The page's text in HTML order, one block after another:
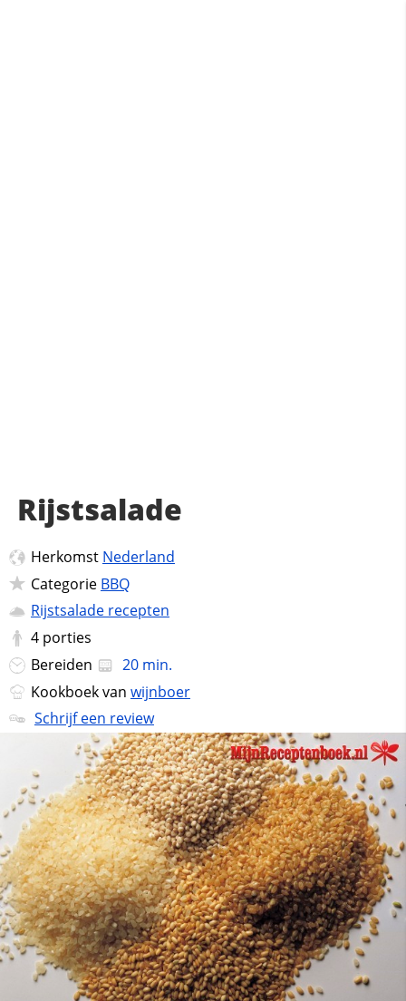
Rijstsalade
Herkomst Nederland
Categorie BBQ
Rijstsalade recepten
4 porties
Bereiden
20 min.
Kookboek van wijnboer
Schrijf een review